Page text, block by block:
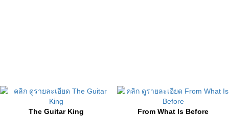
The Guitar King
From What Is Before